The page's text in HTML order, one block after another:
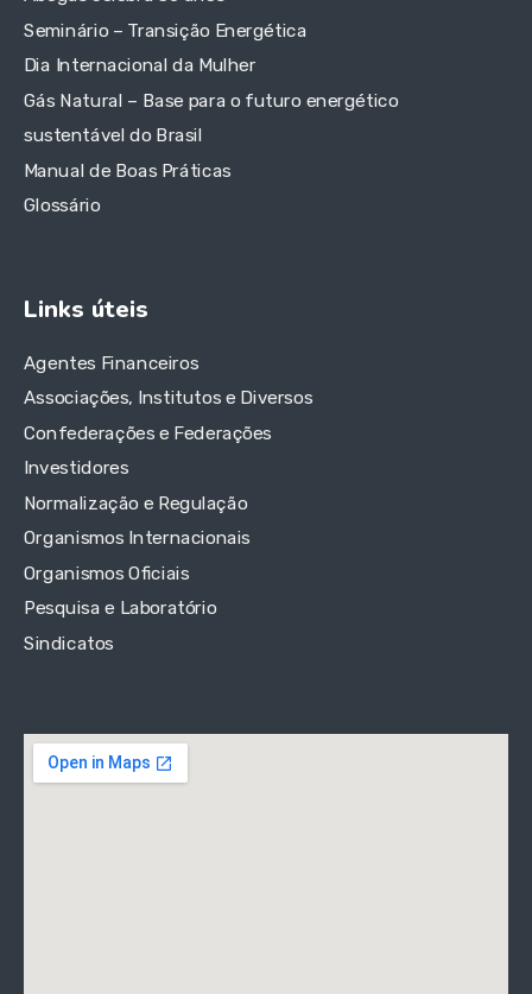
Seminário – Transição Energética
Dia Internacional da Mulher
Gás Natural – Base para o futuro energético
sustentável do Brasil
Manual de Boas Práticas
Glossário
Links úteis
Agentes Financeiros
Associações, Institutos e Diversos
Confederações e Federações
Investidores
Normalização e Regulação
Organismos Internacionais
Organismos Oficiais
Pesquisa e Laboratório
Sindicatos